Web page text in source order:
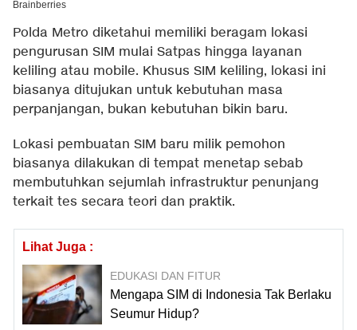
Polda Metro diketahui memiliki beragam lokasi
pengurusan SIM mulai Satpas hingga layanan
keliling atau mobile. Khusus SIM keliling, lokasi ini
biasanya ditujukan untuk kebutuhan masa
perpanjangan, bukan kebutuhan bikin baru.
Lokasi pembuatan SIM baru milik pemohon
biasanya dilakukan di tempat menetap sebab
membutuhkan sejumlah infrastruktur penunjang
terkait tes secara teori dan praktik.
Lihat Juga :
EDUKASI DAN FITUR
Mengapa SIM di Indonesia Tak Berlaku
Seumur Hidup?